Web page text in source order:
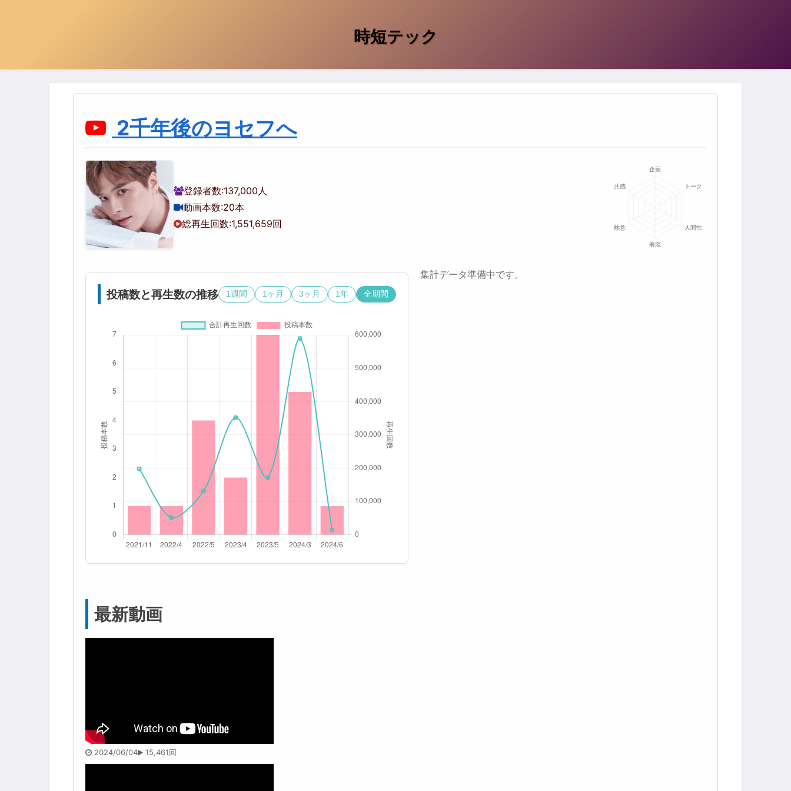
時短テック
2千年後のヨセフへ
登録者数:137,000人
動画本数:20本
総再生回数:1,551,659回
投稿数と再生数の推移 1週間 1ヶ月 3ヶ月 1年 全期間
集計データ準備中です。
最新動画
2024/06/04 15,461回